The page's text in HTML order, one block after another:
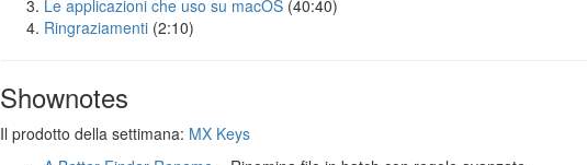
Le applicazioni che uso su macOS (40:40)
Ringraziamenti (2:10)
Shownotes
Il prodotto della settimana: MX Keys